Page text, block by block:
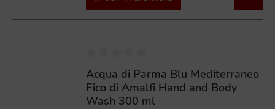
Acqua di Parma Blu Mediterraneo
Fico di Amalfi Hand and Body
Wash 300 ml